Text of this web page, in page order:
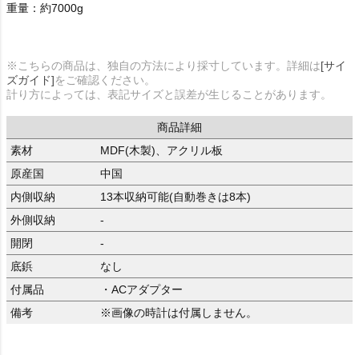
重量：約7000g
※こちらの商品は、独自の方法により採寸しています。詳細は[サイ
ズガイド]をご確認ください。
計り方によっては、表記サイズと誤差が生じることがあります。
商品詳細
素材
MDF(木製)、アクリル板
原産国
中国
内側収納
13本収納可能(自動巻きは8本)
外側収納
-
開閉
-
底鋲
なし
付属品
・ACアダプター
備考
※画像の時計は付属しません。